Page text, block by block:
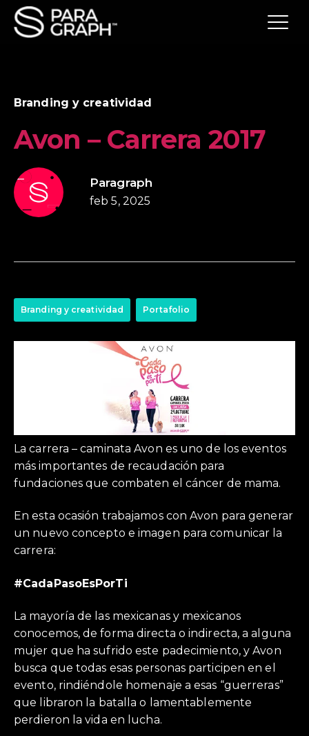
Branding y creatividad
Avon – Carrera 2017
Paragraph
feb 5, 2025
Branding y creatividad Portafolio
La carrera – caminata Avon es uno de los eventos
más importantes de recaudación para
fundaciones que combaten el cáncer de mama.
En esta ocasión trabajamos con Avon para generar
un nuevo concepto e imagen para comunicar la
carrera:
#CadaPasoEsPorTi
La mayoría de las mexicanas y mexicanos
conocemos, de forma directa o indirecta, a alguna
mujer que ha sufrido este padecimiento, y Avon
busca que todas esas personas participen en el
evento, rindiéndole homenaje a esas “guerreras”
que libraron la batalla o lamentablemente
perdieron la vida en lucha.